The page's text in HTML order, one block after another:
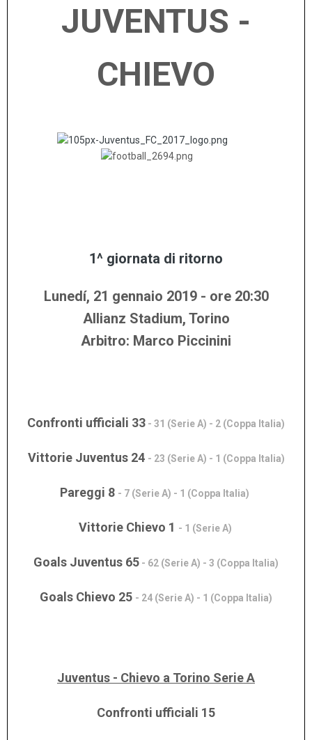
JUVENTUS -
CHIEVO
1^ giornata di ritorno
Lunedí, 21 gennaio 2019 - ore 20:30
Allianz Stadium, Torino
Arbitro: Marco Piccinini
Confronti ufficiali 33 - 31 (Serie A) - 2 (Coppa Italia)
Vittorie Juventus 24 - 23 (Serie A) - 1 (Coppa Italia)
Pareggi 8 - 7 (Serie A) - 1 (Coppa Italia)
Vittorie Chievo 1 - 1 (Serie A)
Goals Juventus 65 - 62 (Serie A) - 3 (Coppa Italia)
Goals Chievo 25 - 24 (Serie A) - 1 (Coppa Italia)
Juventus - Chievo a Torino Serie A
Confronti ufficiali 15